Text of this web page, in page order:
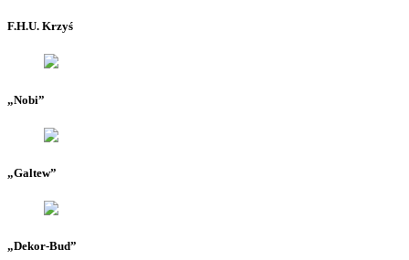
F.H.U. Krzyś
„Nobi”
„Galtew”
„Dekor-Bud”